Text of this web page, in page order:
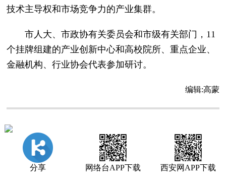
技术主导权和市场竞争力的产业集群。
市人大、市政协有关委员会和市级有关部门，11
个挂牌组建的产业创新中心和高校院所、重点企业、
金融机构、行业协会代表参加研讨。
编辑:高蒙
分享 网络台APP下载 西安网APP下载